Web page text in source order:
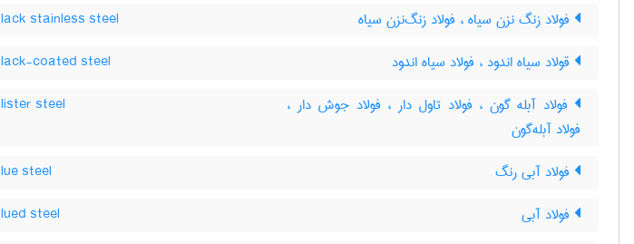
فولاد زنگ نزن سیاه ، فولاد زنگ‌نزن سیاه stainless steel
قولاد سیاه اندود ، فولاد سیاه اندود coated steel
فولاد آبله گون ، فولاد تاول دار ، فولاد جوش دار ،
فولاد آبله‌گون
steel
فولاد آبی رنگ steel
فولاد آبی steel